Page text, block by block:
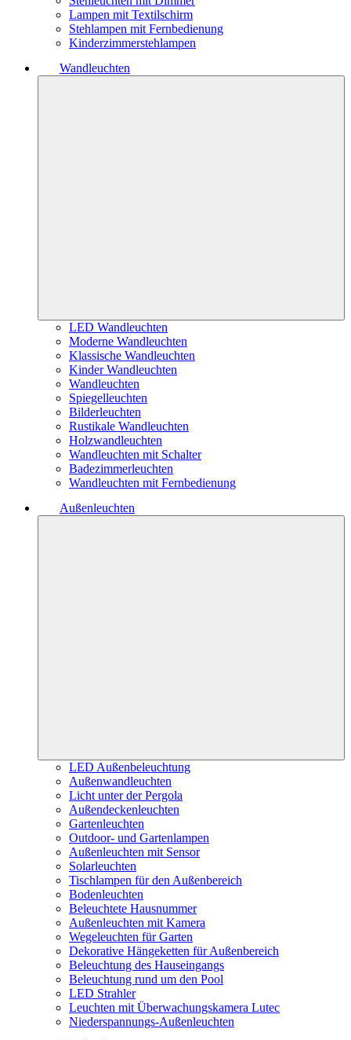
Lampen mit Textilschirm
Stehlampen mit Fernbedienung
Kinderzimmerstehlampen
Wandleuchten
LED Wandleuchten
Moderne Wandleuchten
Klassische Wandleuchten
Kinder Wandleuchten
Wandleuchten
Spiegelleuchten
Bilderleuchten
Rustikale Wandleuchten
Holzwandleuchten
Wandleuchten mit Schalter
Badezimmerleuchten
Wandleuchten mit Fernbedienung
Außenleuchten
LED Außenbeleuchtung
Außenwandleuchten
Licht unter der Pergola
Außendeckenleuchten
Gartenleuchten
Outdoor- und Gartenlampen
Außenleuchten mit Sensor
Solarleuchten
Tischlampen für den Außenbereich
Bodenleuchten
Beleuchtete Hausnummer
Außenleuchten mit Kamera
Wegeleuchten für Garten
Dekorative Hängeketten für Außenbereich
Beleuchtung des Hauseingangs
Beleuchtung rund um den Pool
LED Strahler
Leuchten mit Überwachungskamera Lutec
Niederspannungs-Außenleuchten